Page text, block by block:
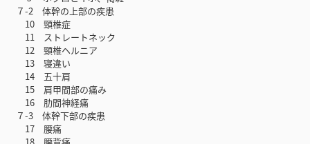
７-2 体幹の上部の疾患
10 頸椎症
11 ストレートネック
12 頸椎ヘルニア
13 寝違い
14 五十肩
15 肩甲間部の痛み
16 肋間神経痛
７-3 体幹下部の疾患
17 腰痛